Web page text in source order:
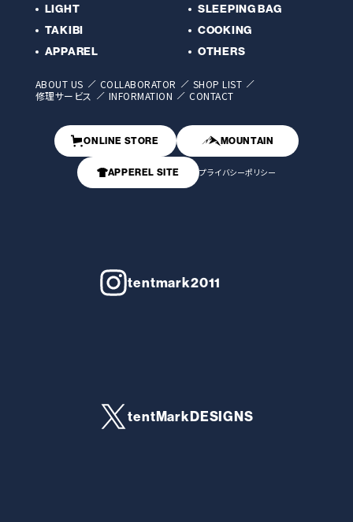
LIGHT
SLEEPING BAG
TAKIBI
COOKING
APPAREL
OTHERS
ABOUT US COLLABORATOR
SHOP LIST
修理サービス
INFORMATION CONTACT
ONLINE STORE MOUNTAIN
APPEREL SITE プライバシーポリシー
tentmark2011
tentMarkDESIGNS